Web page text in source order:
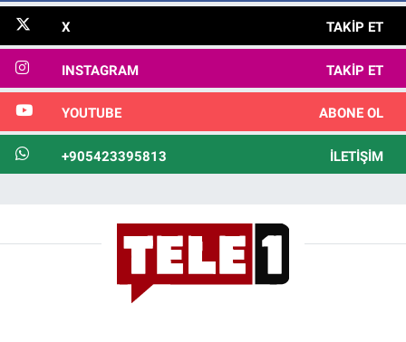
X TAKIP ET
INSTAGRAM TAKIP ET
YOUTUBE ABONE OL
+905423395813 İLETIŞIM